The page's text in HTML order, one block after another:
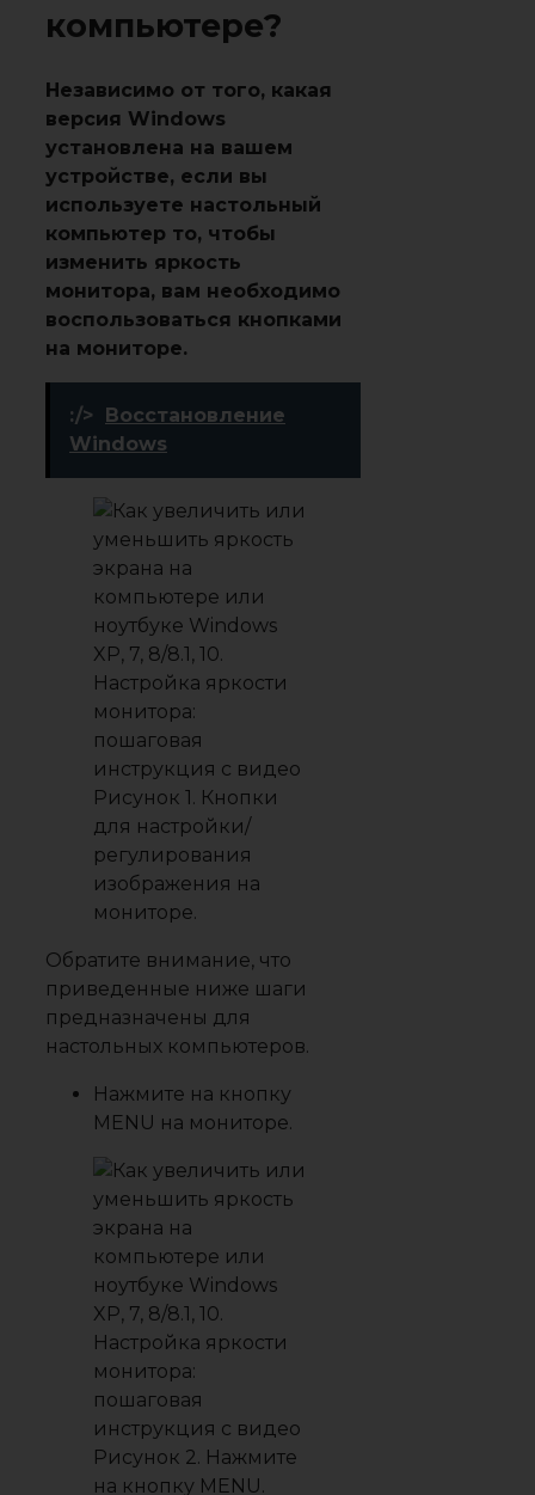
компьютере?
Независимо от того, какая
версия Windows
установлена на вашем
устройстве, если вы
используете настольный
компьютер то, чтобы
изменить яркость
монитора, вам необходимо
воспользоваться кнопками
на мониторе.
:/>
Восстановление
Windows⁠⁠
Рисунок 1. Кнопки
для настройки/
регулирования
изображения на
мониторе.
Обратите внимание, что
приведенные ниже шаги
предназначены для
настольных компьютеров.
Нажмите на кнопку
MENU на мониторе.
Рисунок 2. Нажмите
на кнопку MENU.